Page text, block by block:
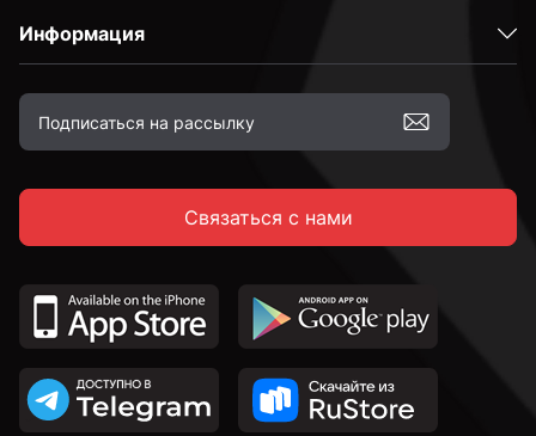
Информация
Связаться с нами